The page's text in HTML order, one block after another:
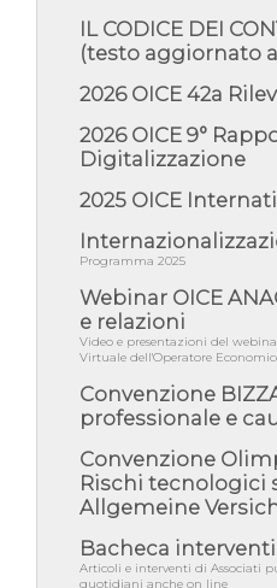
05/08/26 - DL
approvata oggi la fiducia...
05/08/26 - Focus OICE sul
05/08/26 - Anac: pubblicata
illustrativa al Bando tipo 2 s...
05/08/26 - SAVE THE
05/08/26 - Successo OICE
05/08/26 - Lettera OICE per
Giunta Regionale della
04/08/26 - DL PA: previste
elenchi professionisti per ...
04/08/26 - International
04/08/26 - CdS, project
fattibilità da impugnar...
2026: procedimenti penali
04/08/26 - CdS:
IL CODICE DEI
(testo aggiornato
2026 OICE 42a
2026 OICE 9°
Digitalizzazione
2025 OICE
Programma 2025
Webinar OICE
e relazioni
Video e presentazioni del
Virtuale dell'Operatore
Convenzione
professionale e
Convenzione
Rischi tecnologici
Allgemeine
Bacheca
Articoli e interventi di Associati
quotidiani anche on line